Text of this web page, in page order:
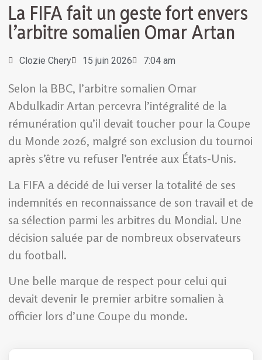
La FIFA fait un geste fort envers
l’arbitre somalien Omar Artan
Clozie Chery 15 juin 2026 7:04 am
Selon la BBC, l’arbitre somalien Omar
Abdulkadir Artan percevra l’intégralité de la
rémunération qu’il devait toucher pour la Coupe
du Monde 2026, malgré son exclusion du tournoi
après s’être vu refuser l’entrée aux États-Unis.
La FIFA a décidé de lui verser la totalité de ses
indemnités en reconnaissance de son travail et de
sa sélection parmi les arbitres du Mondial. Une
décision saluée par de nombreux observateurs
du football.
Une belle marque de respect pour celui qui
devait devenir le premier arbitre somalien à
officier lors d’une Coupe du monde.